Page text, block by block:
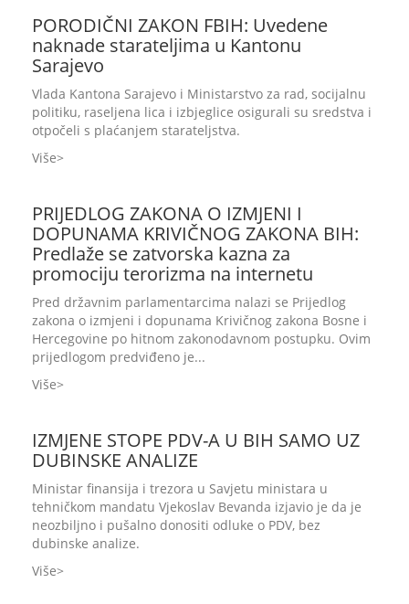
PORODIČNI ZAKON FBIH: Uvedene
naknade starateljima u Kantonu
Sarajevo
Vlada Kantona Sarajevo i Ministarstvo za rad, socijalnu
politiku, raseljena lica i izbjeglice osigurali su sredstva i
otpočeli s plaćanjem starateljstva.
Više
PRIJEDLOG ZAKONA O IZMJENI I
DOPUNAMA KRIVIČNOG ZAKONA BIH:
Predlaže se zatvorska kazna za
promociju terorizma na internetu
Pred državnim parlamentarcima nalazi se Prijedlog
zakona o izmjeni i dopunama Krivičnog zakona Bosne i
Hercegovine po hitnom zakonodavnom postupku. Ovim
prijedlogom predviđeno je...
Više
IZMJENE STOPE PDV-A U BIH SAMO UZ
DUBINSKE ANALIZE
Ministar finansija i trezora u Savjetu ministara u
tehničkom mandatu Vjekoslav Bevanda izjavio je da je
neozbiljno i pušalno donositi odluke o PDV, bez
dubinske analize.
Više